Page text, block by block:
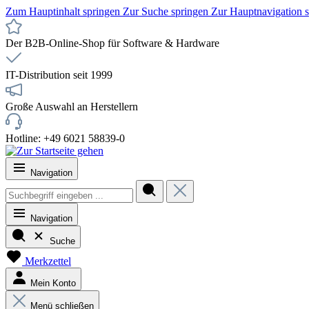
Zum Hauptinhalt springen Zur Suche springen Zur Hauptnavigation
Der B2B-Online-Shop für Software & Hardware
IT-Distribution seit 1999
Große Auswahl an Herstellern
Hotline: +49 6021 58839-0
Navigation
Navigation
Suche
Merkzettel
Mein Konto
Menü schließen